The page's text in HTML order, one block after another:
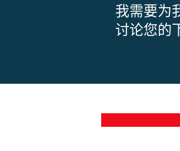
我需要为
讨论您的